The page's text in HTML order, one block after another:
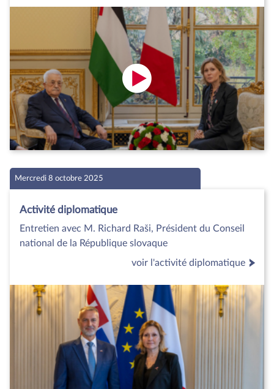
Mercredi 8 octobre 2025
Activité diplomatique
Entretien avec M. Richard Raši, Président du Conseil
national de la République slovaque
voir l'activité diplomatique